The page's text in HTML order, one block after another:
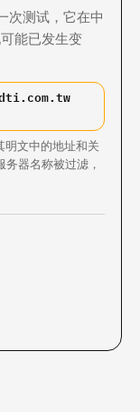
次测试，它在中
能已发生变
文中的地址和关
器名称被过滤，